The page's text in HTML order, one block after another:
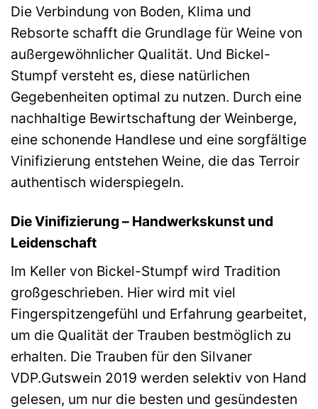
Die Verbindung von Boden, Klima und
Rebsorte schafft die Grundlage für Weine von
außergewöhnlicher Qualität. Und Bickel-
Stumpf versteht es, diese natürlichen
Gegebenheiten optimal zu nutzen. Durch eine
nachhaltige Bewirtschaftung der Weinberge,
eine schonende Handlese und eine sorgfältige
Vinifizierung entstehen Weine, die das Terroir
authentisch widerspiegeln.
Die Vinifizierung – Handwerkskunst und
Leidenschaft
Im Keller von Bickel-Stumpf wird Tradition
großgeschrieben. Hier wird mit viel
Fingerspitzengefühl und Erfahrung gearbeitet,
um die Qualität der Trauben bestmöglich zu
erhalten. Die Trauben für den Silvaner
VDP.Gutswein 2019 werden selektiv von Hand
gelesen, um nur die besten und gesündesten